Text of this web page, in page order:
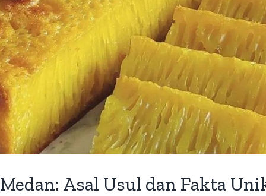
Asal Usul dan Fakta